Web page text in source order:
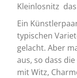
Kleinlosnitz das
Ein
typischen
gelacht. Aber
aus, so dass
mit Witz,